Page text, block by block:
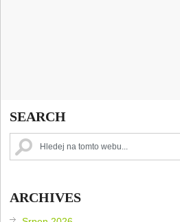
SEARCH
ARCHIVES